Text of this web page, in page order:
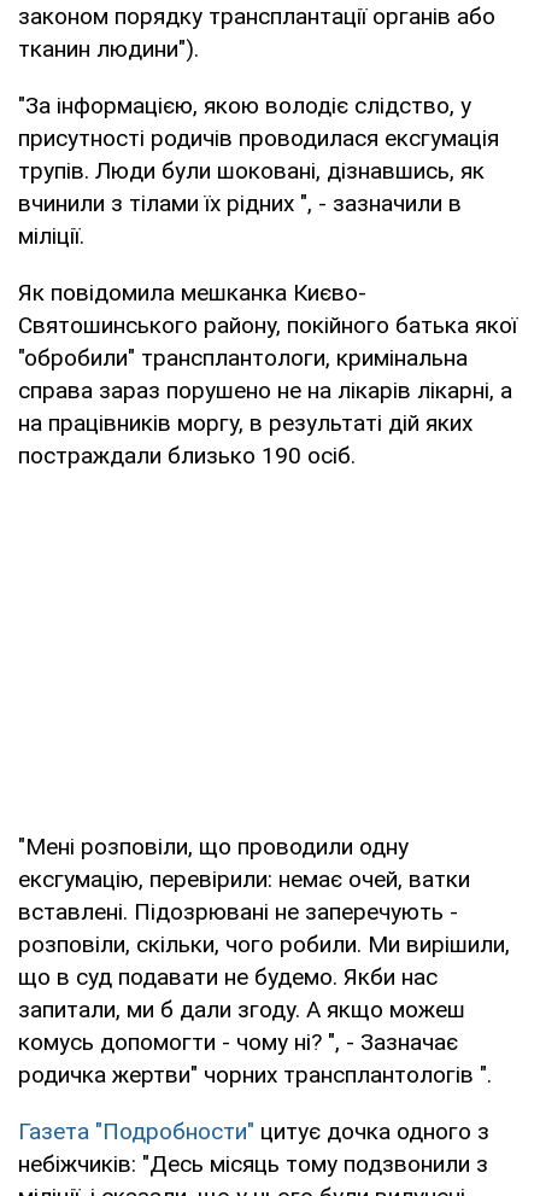
законом порядку трансплантації органів або
тканин людини").
"За інформацією, якою володіє слідство, у
присутності родичів проводилася ексгумація
трупів. Люди були шоковані, дізнавшись, як
вчинили з тілами їх рідних ", - зазначили в
міліції.
Як повідомила мешканка Києво-
Святошинського району, покійного батька якої
"обробили" трансплантологи, кримінальна
справа зараз порушено не на лікарів лікарні, а
на працівників моргу, в результаті дій яких
постраждали близько 190 осіб.
"Мені розповіли, що проводили одну
ексгумацію, перевірили: немає очей, ватки
вставлені. Підозрювані не заперечують -
розповіли, скільки, чого робили. Ми вирішили,
що в суд подавати не будемо. Якби нас
запитали, ми б дали згоду. А якщо можеш
комусь допомогти - чому ні? ", - Зазначає
родичка жертви" чорних трансплантологів ".
Газета "Подробности" цитує дочка одного з
небіжчиків: "Десь місяць тому подзвонили з